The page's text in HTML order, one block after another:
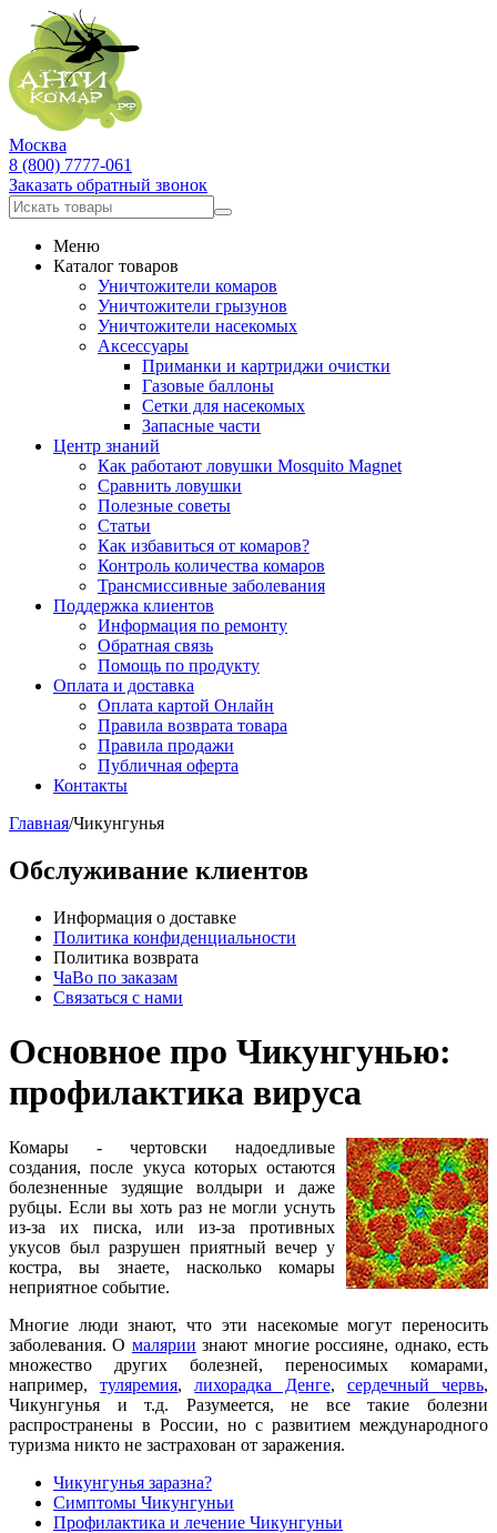
Москва
8 (800) 7777-061
Заказать обратный звонок
Меню
Каталог товаров
Уничтожители комаров
Уничтожители грызунов
Уничтожители насекомых
Аксессуары
Приманки и картриджи очистки
Газовые баллоны
Сетки для насекомых
Запасные части
Центр знаний
Как работают ловушки Mosquito Magnet
Сравнить ловушки
Полезные советы
Статьи
Как избавиться от комаров?
Контроль количества комаров
Трансмиссивные заболевания
Поддержка клиентов
Информация по ремонту
Обратная связь
Помощь по продукту
Оплата и доставка
Оплата картой Онлайн
Правила возврата товара
Правила продажи
Публичная оферта
Контакты
Главная/Чикунгунья
Обслуживание клиентов
Информация о доставке
Политика конфиденциальности
Политика возврата
ЧаВо по заказам
Связаться с нами
Основное про Чикунгунью:
профилактика вируса
Комары - чертовски надоедливые
создания, после укуса которых остаются
болезненные зудящие волдыри и даже
рубцы. Если вы хоть раз не могли уснуть
из-за их писка, или из-за противных
укусов был разрушен приятный вечер у
костра, вы знаете, насколько комары
неприятное событие.
Многие люди знают, что эти насекомые могут переносить
заболевания. О малярии знают многие россияне, однако, есть
множество других болезней, переносимых комарами,
например,туляремия,лихорадка Денге, сердечный червь,
Чикунгунья и т.д. Разумеется, не все такие болезни
распространены в России, но с развитием международного
туризма никто не застрахован от заражения.
Чикунгунья заразна?
Симптомы Чикунгуньи
Профилактика и лечение Чикунгуньи